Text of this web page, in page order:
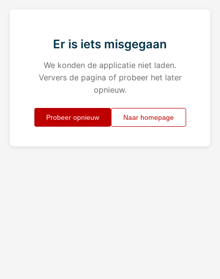
Er is iets misgegaan
We konden de applicatie niet laden.
Ververs de pagina of probeer het later
opnieuw.
Probeer opnieuw Naar homepage